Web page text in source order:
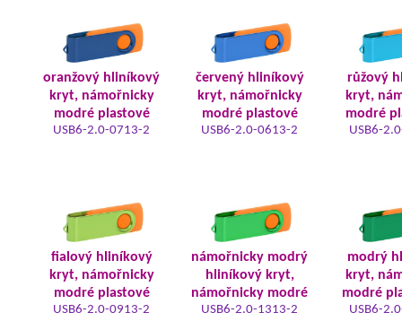
oranžový hliníkový
kryt, námořnicky
modré plastové
USB6-2.0-0713-2
červený hliníkový
kryt, námořnicky
modré plastové
USB6-2.0-0613-2
růžový
kryt,
modré
USB6-
fialový hliníkový
kryt, námořnicky
modré plastové
USB6-2.0-0913-2
námořnicky modrý
hliníkový kryt,
námořnicky modré
USB6-2.0-1313-2
modrý
kryt,
modré
USB6-